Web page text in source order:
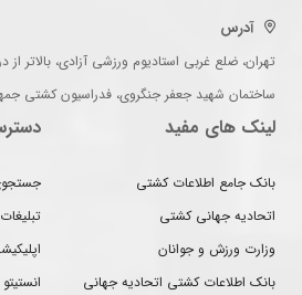
آدرس
تهران، ضلع غربی استادیوم ورزشی آزادی، بالاتر
ساختمان شهید جعفر جنگروی، فدراسیون کشتی
لینک های مفید
بانک جامع اطلاعات کشتی
اتحادیه جهانی کشتی
وزارت ورزش و جوانان
بانک اطلاعات کشتی اتحادیه جهانی